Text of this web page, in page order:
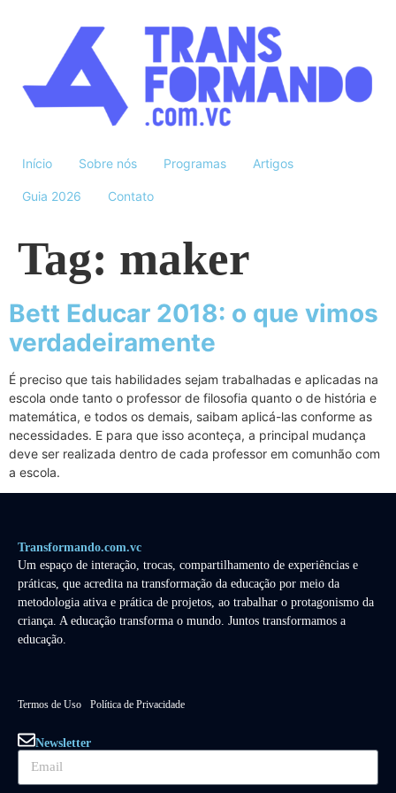
Início Sobre nós Programas Artigos
Guia 2026 Contato
Tag: maker
Bett Educar 2018: o que vimos
verdadeiramente
É preciso que tais habilidades sejam trabalhadas e aplicadas na
escola onde tanto o professor de filosofia quanto o de história e
matemática, e todos os demais, saibam aplicá-las conforme as
necessidades. E para que isso aconteça, a principal mudança
deve ser realizada dentro de cada professor em comunhão com
a escola.
Transformando.com.vc
Um espaço de interação, trocas, compartilhamento de experiências e
práticas, que acredita na transformação da educação por meio da
metodologia ativa e prática de projetos, ao trabalhar o protagonismo da
criança. A educação transforma o mundo. Juntos transformamos a
educação.
Termos de Uso Política de Privacidade
Newsletter